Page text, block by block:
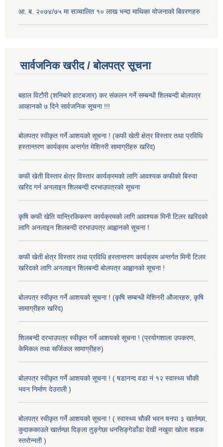
आ. ब. २०७४/७५ मा सञ्चालित १० लाख भन्दा माथिका योजनाको बिवरणहरु
सार्वजनिक खरीद / बोलपत्र सूचना
बहाल विटौरी (शनिबारे हाटबजार) कर संकलन गर्ने सम्बन्धी शिलबन्दी बोलपत्र
आव्हानको ७ दिने सार्वजनिक सूचना !!!
बोलपत्र स्वीकृत गर्ने आशयको सूचना ! (कफी खेती क्षेत्र विस्तार तथा प्रविधि
हस्तान्तरण कार्यक्रम अन्तर्गत मेशिनरी सामाग्रीहरु खरिद)
कफी खेती विस्तार क्षेत्र विस्तार कार्यक्रमको लागि आवश्यक कफीको बिरुवा
खरिद गर्न अनलाइन शिलबन्दी दरभाउपत्रको सूचना
कृषि कफी खेति यान्त्रिकिकरण कार्यक्रमको लागि आवश्यक मिनी टिलर खरिदको
लागि अनलाइन शिलबन्दी दरभाउपत्र आह्वानको सूचना !
कफी खेती क्षेत्र विस्तार तथा प्रविधि हस्तान्तरण कार्यक्रम अन्तर्गत मिनी टिलर
खरिदको लागि अनलाइन शिलबन्दी बोलपत्र आह्वानको सूचना !
बोलपत्र स्वीकृत गर्ने आशयको सूचना ! (कृषि सम्बन्धी मेशिनरी औजारहरु, कृषि
सामाग्रीहरु खरिद)
शिलबन्दी दरभाउपत्र स्वीकृत गर्ने आशयको सूचना ! (प्रयोगशाला उपकरण,
केमिकल तथा सर्जिकल सामाग्रीहरु)
बोलपत्र स्वीकृत गर्ने आशयको सूचना ! ( षडानन्द वडा नं १२ स्वास्थ्य चौकी
भवन निर्माण देउराली )
बोलपत्र स्वीकृत गर्ने आशयको सूचना ! ( स्वास्थ्य चौकी भवन षनपा ३ खार्तम्छा,
कुदाककाउले खार्तम्छा दिङ्ला तुङ्गेछा धनसिङ्गेडाँडा देखी नखुवा खोला सडक
स्तरोन्नती )